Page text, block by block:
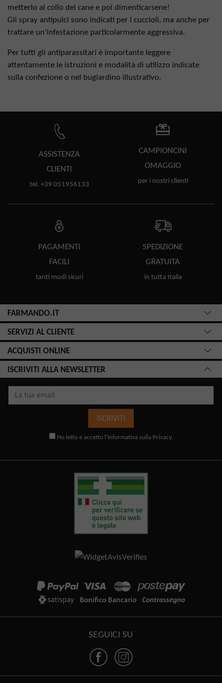
metterlo al collo del cane e poi dimenticarsene!
Gli spray antipulci sono indicati per i cuccioli, ma anche per
trattare un'infestazione particolarmente aggressiva.
Per tutti gli antiparassitari è importante leggere
attentamente le istruzioni e modalità di utilizzo indicate
sulla confezione o nel bugiardino illustrativo.
ASSISTENZA
CLIENTI
tel. +39 051956133
CAMPIONCINI
OMAGGIO
per i nostri clienti
PAGAMENTI
FACILI
tanti modi sicuri
SPEDIZIONE
GRATUITA
in tutta Italia
FARMANDO.IT
SERVIZI AL CLIENTE
ACQUISTI ONLINE
ISCRIVITI ALLA NEWSLETTER
ISCRIVITI
Ho letto e accetto l' Informativa sulla Privacy.
SEGUICI SU